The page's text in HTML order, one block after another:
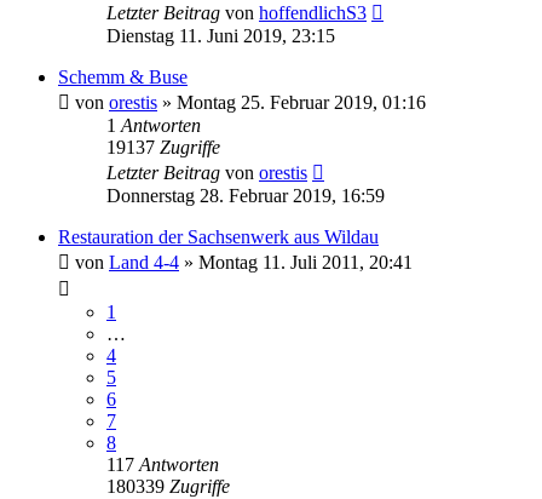
Letzter Beitrag von hoffendlichS3
Dienstag 11. Juni 2019, 23:15
Schemm & Buse
von orestis » Montag 25. Februar 2019, 01:16
1 Antworten
19137 Zugriffe
Letzter Beitrag von orestis
Donnerstag 28. Februar 2019, 16:59
Restauration der Sachsenwerk aus Wildau
von Land 4-4 » Montag 11. Juli 2011, 20:41
1
…
4
5
6
7
8
117 Antworten
180339 Zugriffe